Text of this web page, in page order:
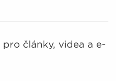
články, videa a e-